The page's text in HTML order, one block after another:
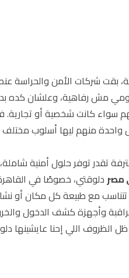
بقت شركات الأمن والحراسة
مش رفاهية، وعلشان كده
سواء كانت شخصية أو تجارية.
واحدة منهم ليها أسلوب مختلف
تقدر توفر حلول أمنية
مصردلوقتي، خصوصًا في
تتناسب مع طبيعة كل مكان أو
وأجهزة كشف الدخول
الظروف اللي إحنا عايشينها